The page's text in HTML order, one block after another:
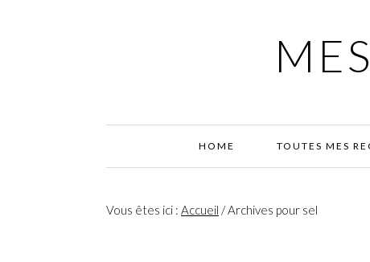
HOME TOUTES MES
Vous êtes ici : Accueil /Archives pour sel